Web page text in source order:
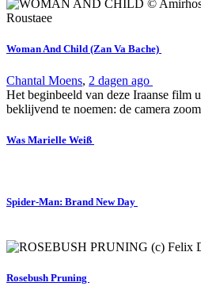
Woman And Child (Zan Va Bache)
Chantal Moens, 2 dagen ago
Het beginbeeld van deze Iraanse film
beklijvend te noemen: de camera
Was Marielle Weiß
Spider-Man: Brand New Day
Rosebush Pruning